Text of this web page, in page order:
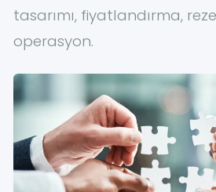
tasarımı, fiyatlandırma,
operasyon.